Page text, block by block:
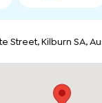
Street, Kilburn SA,